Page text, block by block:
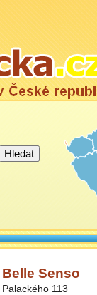
Belle Senso
Palackého 113